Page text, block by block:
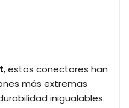
, estos conectores han
más extremas
inigualables.